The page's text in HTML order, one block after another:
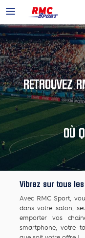
RETROUVEZ
OÙ
Vibrez sur tous
Avec RMC Sport,
dans votre salon,
emporter vos
smartphone, votre